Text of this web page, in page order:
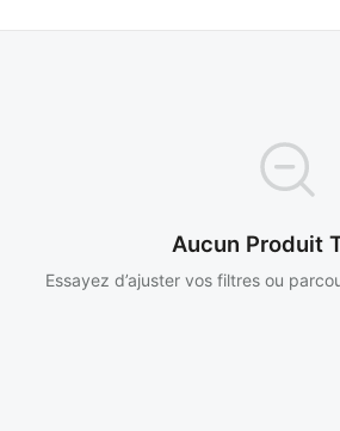
Aucun Produit
Essayez d’ajuster vos filtres ou